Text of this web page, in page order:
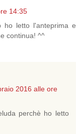
14:35
ho letto l'anteprima e
continua! ^^
2016 alle ore
perchè ho letto